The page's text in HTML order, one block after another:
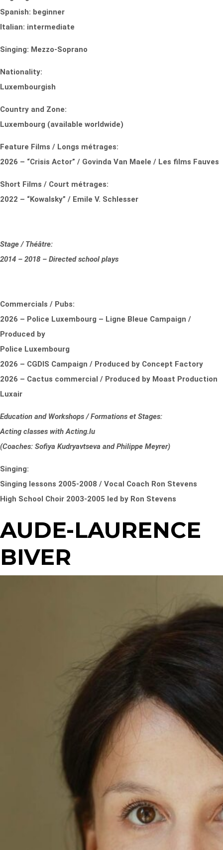
Spanish: beginner
Italian: intermediate
Singing: Mezzo-Soprano
Nationality:
Luxembourgish
Country and Zone:
Luxembourg (available worldwide)
Feature Films / Longs métrages:
2026 – “Crisis Actor” / Govinda Van Maele / Les films Fauves
Short Films / Court métrages:
2022 – “Kowalsky” / Emile V. Schlesser
Stage / Théâtre:
2014 – 2018 – Directed school plays
Commercials / Pubs:
2026 – Police Luxembourg – Ligne Bleue Campaign /
Produced by
Police Luxembourg
2026 – CGDIS Campaign / Produced by Concept Factory
2026 – Cactus commercial / Produced by Moast Production
Luxair
Education and Workshops / Formations et Stages:
Acting classes with Acting.lu
(Coaches: Sofiya Kudryavtseva and Philippe Meyrer)
Singing:
Singing lessons 2005-2008 / Vocal Coach Ron Stevens
High School Choir 2003-2005 led by Ron Stevens
AUDE-LAURENCE
BIVER